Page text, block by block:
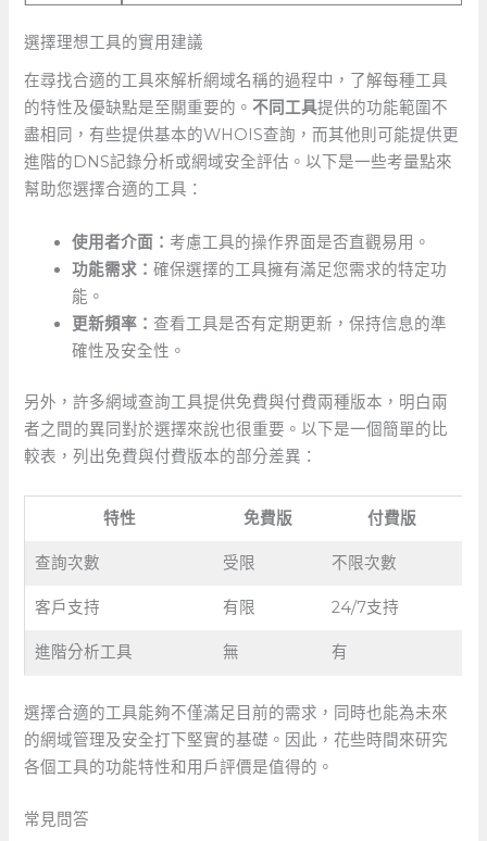
選擇理想工具的實用建議
在尋找合適的工具來解析網域名稱的過程中，了解每種工具
的特性及優缺點是至關重要的。 不同工具提供的功能範圍不
盡相同，有些提供基本的WHOIS查詢，而其他則可能提供更
進階的DNS記錄分析或網域安全評估。以下是一些考量點來
幫助您選擇合適的工具：
使用者介面： 考慮工具的操作界面是否直觀易用。
功能需求：確保選擇的工具擁有滿足您需求的特定功
能。
更新頻率： 查看工具是否有定期更新，保持信息的準
確性及安全性。
另外，許多網域查詢工具提供免費與付費兩種版本，明白兩
者之間的異同對於選擇來說也很重要。以下是一個簡單的比
較表，列出免費與付費版本的部分差異：
特性 免費版 付費版
查詢次數 受限 不限次數
客戶支持 有限 24/7支持
進階分析工具 無 有
選擇合適的工具能夠不僅滿足目前的需求，同時也能為未來
的網域管理及安全打下堅實的基礎。因此，花些時間來研究
各個工具的功能特性和用戶評價是值得的。
常見問答